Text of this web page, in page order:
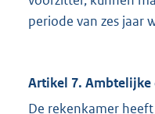
periode van zes jaar
Artikel 7.
De rekenkamer